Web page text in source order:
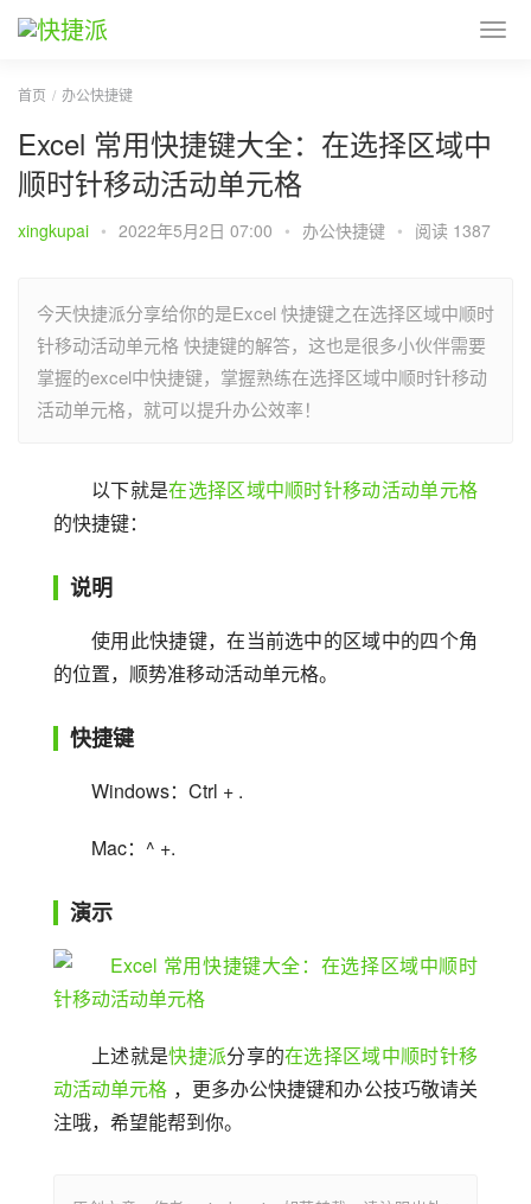
首页 办公快捷键
Excel 常用快捷键大全：在选择区域中
顺时针移动活动单元格
xingkupai • 2022年5月2日 07:00 • 办公快捷键 • 阅读 1387
今天快捷派分享给你的是Excel 快捷键之在选择区域中顺时
针移动活动单元格 快捷键的解答，这也是很多小伙伴需要
掌握的excel中快捷键，掌握熟练在选择区域中顺时针移动
活动单元格，就可以提升办公效率！
以下就是在选择区域中顺时针移动活动单元格
的快捷键：
说明
使用此快捷键，在当前选中的区域中的四个角
的位置，顺势准移动活动单元格。
快捷键
Windows：Ctrl + .
Mac：^ +.
演示
上述就是快捷派分享的在选择区域中顺时针移
动活动单元格 ，更多办公快捷键和办公技巧敬请关
注哦，希望能帮到你。